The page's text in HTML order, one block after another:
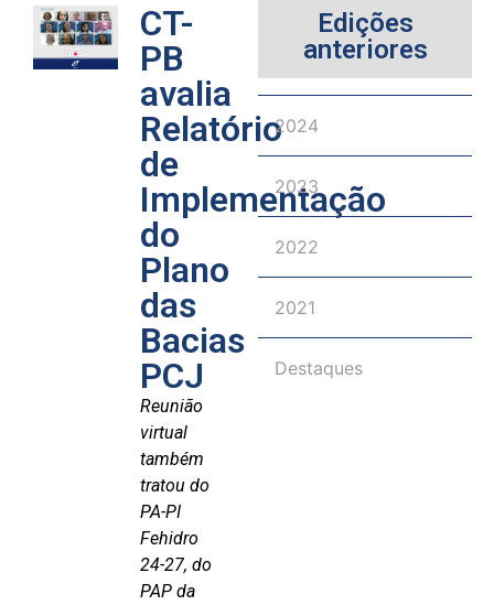
CT-
PB
avalia
Relatório
de
Implementação
do
Plano
das
Bacias
PCJ
Reunião
virtual
também
tratou do
PA-PI
Fehidro
24-27, do
PAP da
Edições
anteriores
2024
2023
2022
2021
Destaques